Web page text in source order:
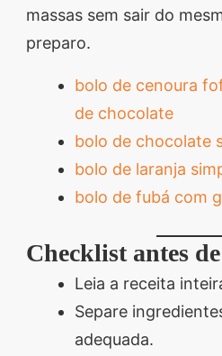
massas sem sair do
preparo.
bolo de cenoura
de chocolate
bolo de chocolate
bolo de laranja
bolo de fubá com
Checklist antes
Leia a receita
Separe
adequada.